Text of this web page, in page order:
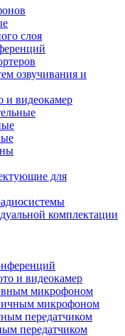
слоя
озвучивания и
видеокамер
для
комплектации
и видеокамер
микрофоном
микрофоном
передатчиком
передатчиком